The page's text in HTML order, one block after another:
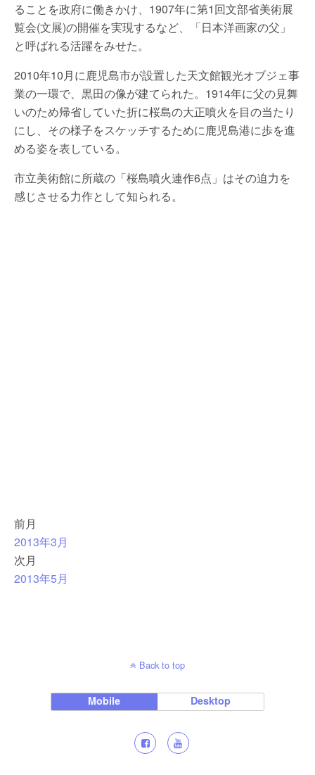
ることを政府に働きかけ、1907年に第1回文部省美術展
覧会(文展)の開催を実現するなど、「日本洋画家の父」
と呼ばれる活躍をみせた。
2010年10月に鹿児島市が設置した天文館観光オブジェ事
業の一環で、黒田の像が建てられた。1914年に父の見舞
いのため帰省していた折に桜島の大正噴火を目の当たり
にし、その様子をスケッチするために鹿児島港に歩を進
める姿を表している。
市立美術館に所蔵の「桜島噴火連作6点」はその迫力を
感じさせる力作として知られる。
前月
2013年3月
次月
2013年5月
Back to top
Mobile Desktop